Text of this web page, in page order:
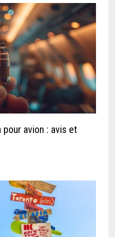
pour avion : avis et